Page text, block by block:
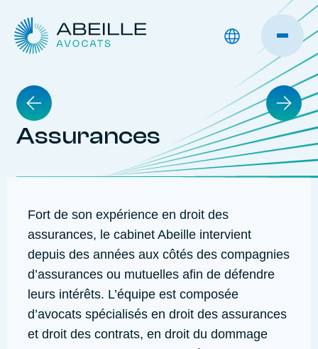
Assurances
Fort de son expérience en droit des
assurances, le cabinet Abeille intervient
depuis des années aux côtés des compagnies
d’assurances ou mutuelles afin de défendre
leurs intérêts. L’équipe est composée
d’avocats spécialisés en droit des assurances
et droit des contrats, en droit du dommage